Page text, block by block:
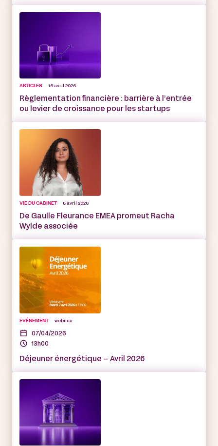
ARTICLES 16 avril 2026
Règlementation financière : barrière à l’entrée
ou levier de croissance pour les startups
VIE DU CABINET 8 avril 2026
De Gaulle Fleurance EMEA promeut Racha
Wylde associée
EVÉNEMENT webinar
07/04/2026
13h00
Déjeuner énergétique – Avril 2026